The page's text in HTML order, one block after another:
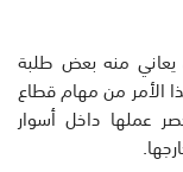
يعاني منه بعض طلبة
الأمر من مهام قطاع
عملها داخل أسوار